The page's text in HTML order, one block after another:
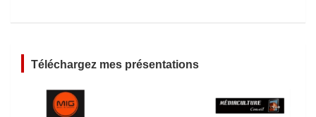
Téléchargez mes présentations